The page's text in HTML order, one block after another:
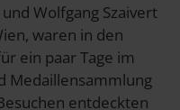
Wolfgang Szaivert
waren in den
ein paar Tage im
Medaillensammlung
entdeckten